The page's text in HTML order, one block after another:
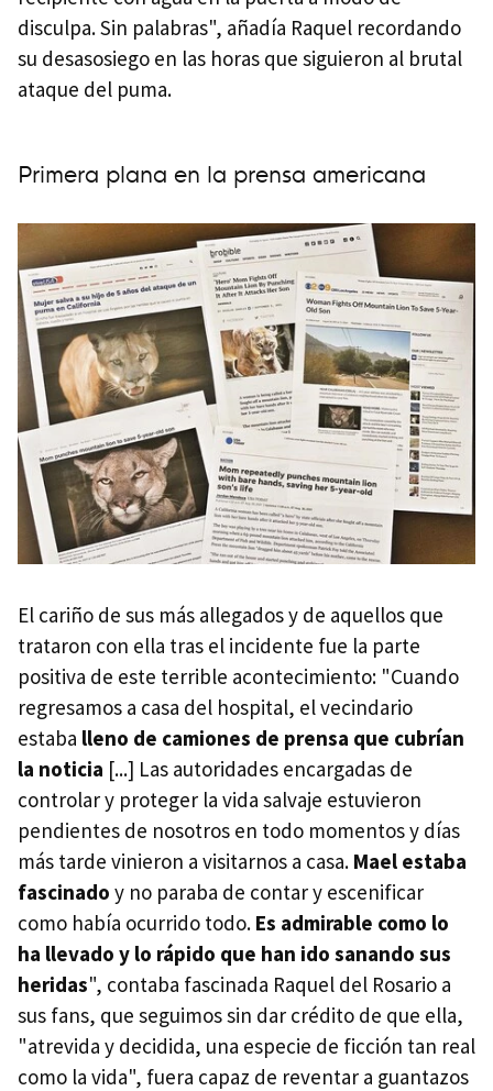
disculpa. Sin palabras", añadía Raquel recordando
su desasosiego en las horas que siguieron al brutal
ataque del puma.
Primera plana en la prensa americana
El cariño de sus más allegados y de aquellos que
trataron con ella tras el incidente fue la parte
positiva de este terrible acontecimiento: "Cuando
regresamos a casa del hospital, el vecindario
estaba lleno de camiones de prensa que cubrían
la noticia [...] Las autoridades encargadas de
controlar y proteger la vida salvaje estuvieron
pendientes de nosotros en todo momentos y días
más tarde vinieron a visitarnos a casa. Mael estaba
fascinado y no paraba de contar y escenificar
como había ocurrido todo. Es admirable como lo
ha llevado y lo rápido que han ido sanando sus
heridas", contaba fascinada Raquel del Rosario a
sus fans, que seguimos sin dar crédito de que ella,
"atrevida y decidida, una especie de ficción tan real
como la vida", fuera capaz de reventar a guantazos